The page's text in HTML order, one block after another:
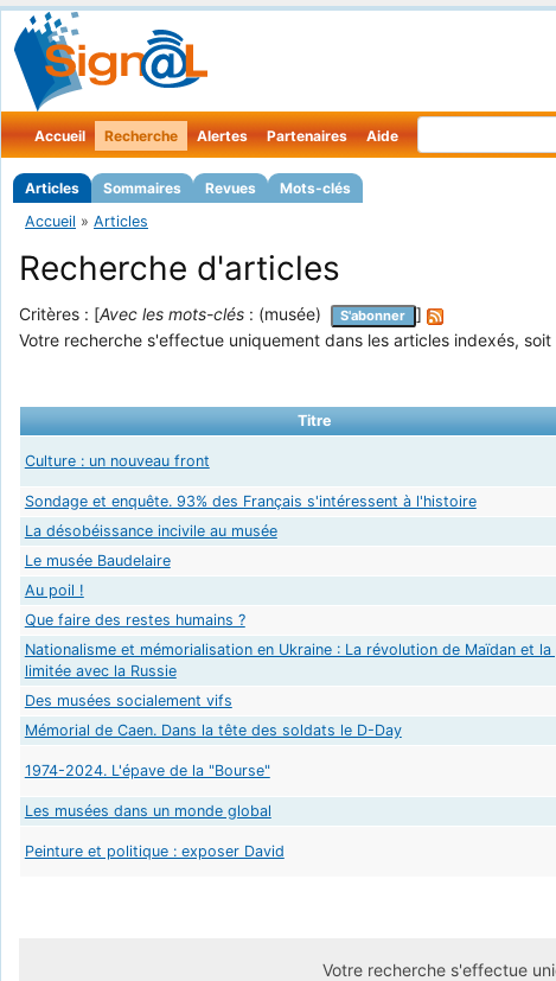
Accueil Recherche
Articles Sommaires Revues Mots-clés
Alertes Partenaires Aide
Accueil » Articles
Recherche d'articles
Critères : [Avec les mots-clés : (musée) S'abonner
]
Votre recherche s'effectue uniquement dans les articles indexés, soit
Titre
Culture : un nouveau front
Sondage et enquête. 93% des Français s'intéressent à l'histoire
La désobéissance incivile au musée
Le musée Baudelaire
Au poil !
Que faire des restes humains ?
Nationalisme et mémorialisation en Ukraine : La révolution de Maïdan et la
limitée avec la Russie
Des musées socialement vifs
Mémorial de Caen. Dans la tête des soldats le D-Day
1974-2024. L'épave de la "Bourse"
Les musées dans un monde global
Peinture et politique : exposer David
Votre recherche s'effectue